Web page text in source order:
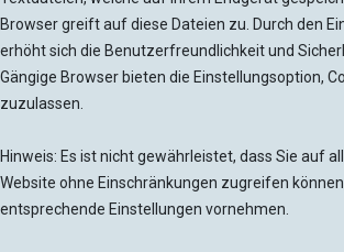
Browser greift auf diese Dateien zu. Durch den
erhöht sich die Benutzerfreundlichkeit und
Gängige Browser bieten die Einstellungsoption,
zuzulassen.
Hinweis: Es ist nicht gewährleistet, dass Sie auf
Website ohne Einschränkungen zugreifen
entsprechende Einstellungen vornehmen.